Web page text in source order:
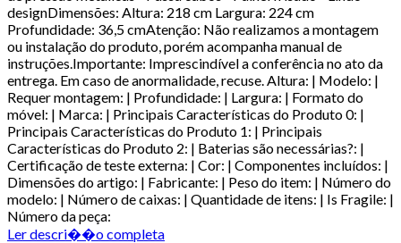
designDimensões: Altura: 218 cm Largura: 224 cm
Profundidade: 36,5 cmAtenção: Não realizamos a montagem
ou instalação do produto, porém acompanha manual de
instruções.Importante: Imprescindível a conferência no ato da
entrega. Em caso de anormalidade, recuse. Altura: | Modelo: |
Requer montagem: | Profundidade: | Largura: | Formato do
móvel: | Marca: | Principais Características do Produto 0: |
Principais Características do Produto 1: | Principais
Características do Produto 2: | Baterias são necessárias?: |
Certificação de teste externa: | Cor: | Componentes incluídos: |
Dimensões do artigo: | Fabricante: | Peso do item: | Número do
modelo: | Número de caixas: | Quantidade de itens: | Is Fragile: |
Número da peça:
Ler descri��o completa